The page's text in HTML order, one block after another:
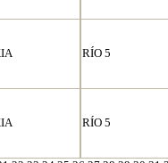
RÍO 5
RÍO 5